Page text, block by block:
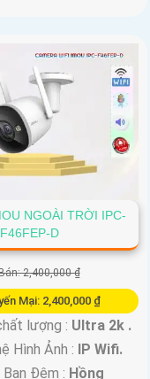
NGOÀI TRỜI IPC-
F46FEP-D
2,400,000 ₫
Mại: 2,400,000 ₫
lượng : Ultra 2k .
Hình Ảnh : IP Wifi.
Đêm : Hồng